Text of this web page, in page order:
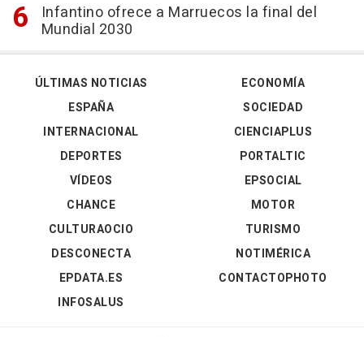
Infantino ofrece a Marruecos la final del
Mundial 2030
ÚLTIMAS NOTICIAS
ESPAÑA
INTERNACIONAL
DEPORTES
VÍDEOS
ECONOMÍA
SOCIEDAD
CIENCIAPLUS
PORTALTIC
EPSOCIAL
CHANCE
CULTURAOCIO
DESCONECTA
EPDATA.ES
INFOSALUS
MOTOR
TURISMO
NOTIMÉRICA
CONTACTOPHOTO